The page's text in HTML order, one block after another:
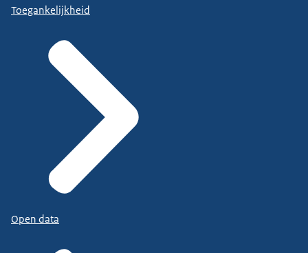
Toegankelijkheid
Open data